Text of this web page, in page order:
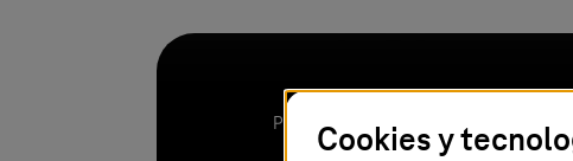
Ponte en contacto con nosotros para
Cookies y